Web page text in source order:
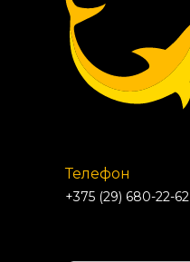
Телефон
+375 (29) 680-22-62